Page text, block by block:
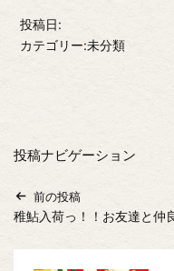
投稿日:
カテゴリー:未分類
投稿ナビゲーション
前の投稿
稚鮎入荷っ！！お友達と仲